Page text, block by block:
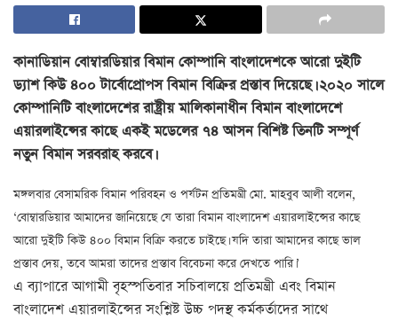
কানাডিয়ান বোম্বারডিয়ার বিমান কোম্পানি বাংলাদেশকে আরো দুইটি
ড্যাশ কিউ ৪০০ টার্বোপ্রোপস বিমান বিক্রির প্রস্তাব দিয়েছে। ২০২০ সালে
কোম্পানিটি বাংলাদেশের রাষ্ট্রীয় মালিকানাধীন বিমান বাংলাদেশে
এয়ারলাইন্সের কাছে একই মডেলের ৭৪ আসন বিশিষ্ট তিনটি সম্পূর্ণ
নতুন বিমান সরবরাহ করবে।
মঙ্গলবার বেসামরিক বিমান পরিবহন ও পর্যটন প্রতিমন্ত্রী মো. মাহবুব আলী বলেন,
‘বোম্বারডিয়ার আমাদের জানিয়েছে যে তারা বিমান বাংলাদেশ এয়ারলাইন্সের কাছে
আরো দুইটি কিউ ৪০০ বিমান বিক্রি করতে চাইছে। যদি তারা আমাদের কাছে ভাল
প্রস্তাব দেয়, তবে আমরা তাদের প্রস্তাব বিবেচনা করে দেখতে পারি।’
এ ব্যাপারে আগামী বৃহস্পতিবার সচিবালয়ে প্রতিমন্ত্রী এবং বিমান
বাংলাদেশ এয়ারলাইন্সের সংশ্লিষ্ট উচ্চ পদস্থ কর্মকর্তাদের সাথে